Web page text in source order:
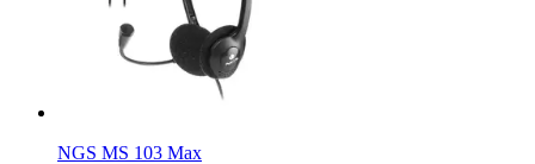
NGS MS 103 Max